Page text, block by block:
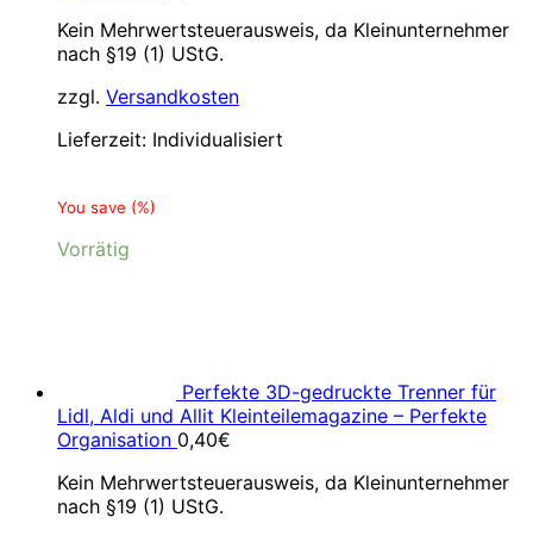
Kein Mehrwertsteuerausweis, da Kleinunternehmer
nach §19 (1) UStG.
zzgl. Versandkosten
Lieferzeit: Individualisiert
You save (%)
Vorrätig
Perfekte 3D-gedruckte Trenner für
Lidl, Aldi und Allit Kleinteilemagazine – Perfekte
Organisation 0,40€
Kein Mehrwertsteuerausweis, da Kleinunternehmer
nach §19 (1) UStG.